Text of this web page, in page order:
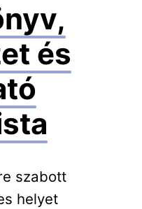
és
szabott
helyet